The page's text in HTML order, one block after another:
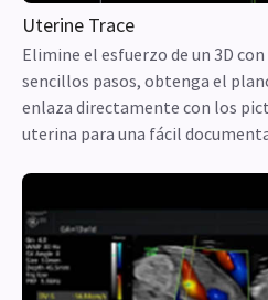
Uterine Trace
Elimine el esfuerzo de un 3D
sencillos pasos, obtenga el
enlaza directamente con los
uterina para una fácil